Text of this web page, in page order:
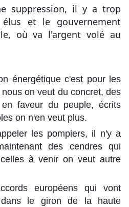
suppression, il y a trop
et le gouvernement
où va l'argent volé au
énergétique c'est pour les
on veut du concret, des
faveur du peuple, écrits
on n'en veut plus.
les pompiers, il n'y a
des cendres qui
à venir on veut autre
européens qui vont
le giron de la haute